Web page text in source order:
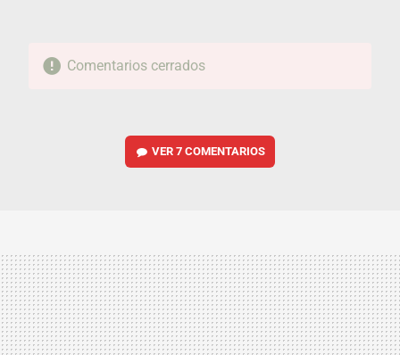
Comentarios cerrados
VER7 COMENTARIOS